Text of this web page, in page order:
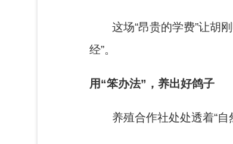
这场“昂贵的学费”让胡
经”。
用“笨办法”，养出好鸽子
养殖合作社处处透着“自